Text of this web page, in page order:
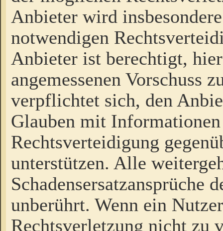
Anbieter wird
notwendigen
Anbieter ist berechtigt,
angemessenen Vorschuss
verpflichtet sich, den
Glauben mit
Rechtsverteidigung
unterstützen. Alle
Schadensersatzansprüche
unberührt. Wenn ein
Rechtsverletzung nicht zu